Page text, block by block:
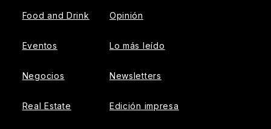
Food and Drink
Eventos
Negocios
Real Estate
Opinión
Lo más leído
Newsletters
Edición impresa